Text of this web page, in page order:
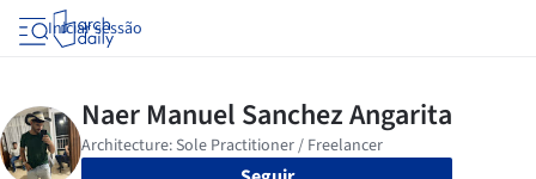
Iniciar sessão